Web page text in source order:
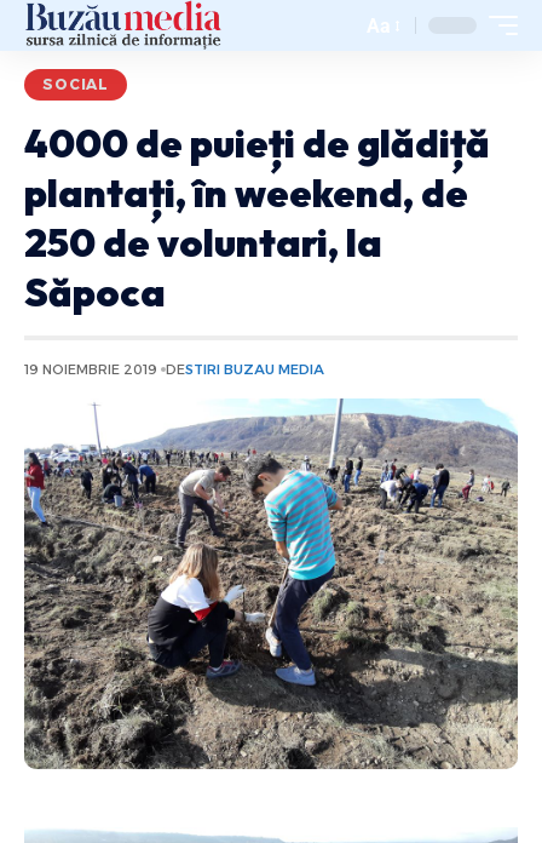
Aa
SOCIAL
4000 de puieți de glădiță
plantați, în weekend, de
250 de voluntari, la
Săpoca
19 NOIEMBRIE 2019 DESTIRI BUZAU MEDIA